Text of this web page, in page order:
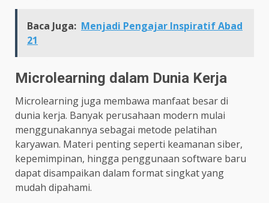
Baca Juga: Menjadi Pengajar Inspiratif Abad
21
Microlearning dalam Dunia Kerja
Microlearning juga membawa manfaat besar di
dunia kerja. Banyak perusahaan modern mulai
menggunakannya sebagai metode pelatihan
karyawan. Materi penting seperti keamanan siber,
kepemimpinan, hingga penggunaan software baru
dapat disampaikan dalam format singkat yang
mudah dipahami.